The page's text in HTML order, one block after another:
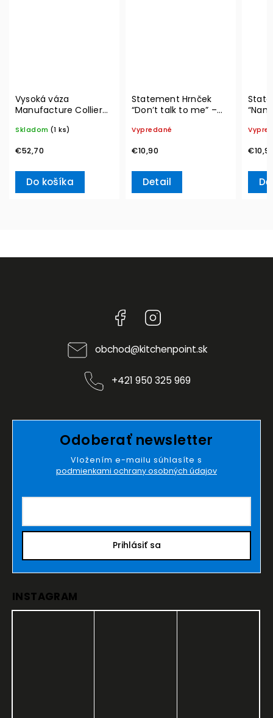
Vysoká váza
Manufacture Collier
& Boch
Skladom (1 ks)
€52,70
Do košíka
Statement Hrnček
“Don’t talk to me” –
Vypredané
€10,90
Detail
Facebook
obchod@kitchenpoint.sk
+421 950 325 969
Odoberať newsletter
Vložením e-mailu súhlasíte s
podmienkami ochrany osobných údajov
Prihlásiť sa
INSTAGRAM